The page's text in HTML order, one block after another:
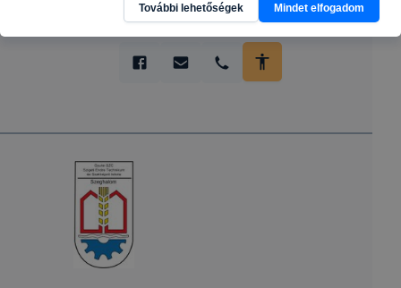
További lehetőségek Mindet elfogadom